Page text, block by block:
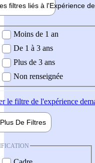
filtres liés à l'Expérience
demandée
Moins de 1 an
De 1 à 3 ans
Plus de 3 ans
Non renseignée
le filtre de l'expérience
Plus De Filtres